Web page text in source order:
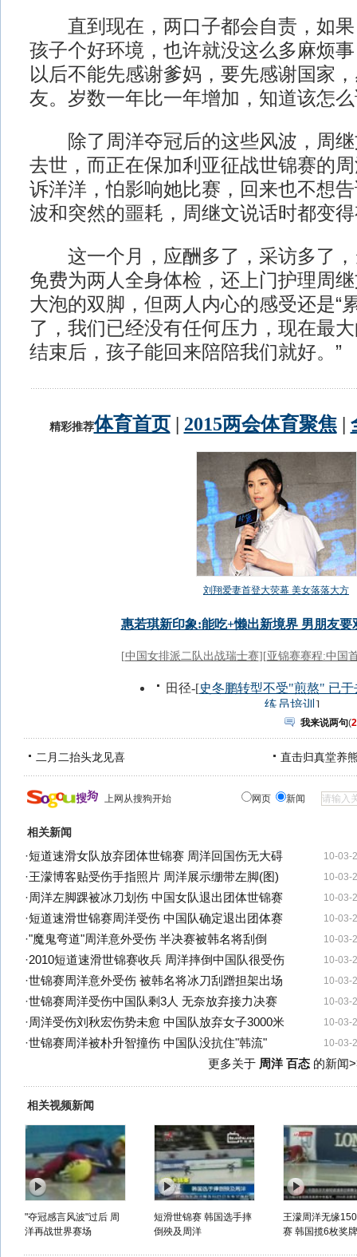
直到现在，两口子都会自责，如果
孩子个好环境，也许就没这么多麻烦
以后不能先感谢爹妈，要先感谢国家
友。岁数一年比一年增加，知道该怎
除了周洋夺冠后的这些风波，周继
去世，而正在保加利亚征战世锦赛的
诉洋洋，怕影响她比赛，回来也不想
波和突然的噩耗，周继文说话时都变
这一个月，应酬多了，采访多了，
免费为两人全身体检，还上门护理周
大泡的双脚，但两人内心的感受还是“
了，我们已经没有任何压力，现在最
结束后，孩子能回来陪陪我们就好。”
我来说两句(
二月二抬头龙见喜 直击归真堂养
上网从搜狗开始 网页 新闻
相关新闻
10-03-
·短道速滑女队放弃团体世锦赛 周洋回国伤无大碍
10-03-
·王濛博客贴受伤手指照片 周洋展示绷带左脚(图)
10-03-
·周洋左脚踝被冰刀划伤 中国女队退出团体世锦赛
10-03-
·短道速滑世锦赛周洋受伤 中国队确定退出团体赛
10-03-
·"魔鬼弯道"周洋意外受伤 半决赛被韩名将刮倒
10-03-
·2010短道速滑世锦赛收兵 周洋摔倒中国队很受伤
10-03-
·世锦赛周洋意外受伤 被韩名将冰刀刮蹭担架出场
10-03-
·世锦赛周洋受伤中国队剩3人 无奈放弃接力决赛
10-03-
·周洋受伤刘秋宏伤势未愈 中国队放弃女子3000米
10-03-
·世锦赛周洋被朴升智撞伤 中国队没抗住"韩流"
更多关于 周洋 百态的新闻
相关视频新闻
"夺冠感言风波"过后 周
洋再战世界赛场
短滑世锦赛 韩国选手摔
倒殃及周洋
王濛周洋无缘
赛 韩国揽6枚奖